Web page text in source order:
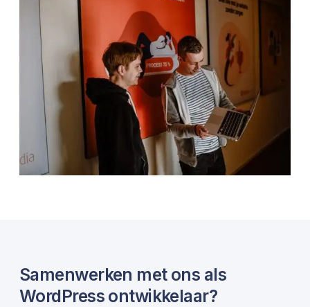
Samenwerken met ons als
WordPress ontwikkelaar?